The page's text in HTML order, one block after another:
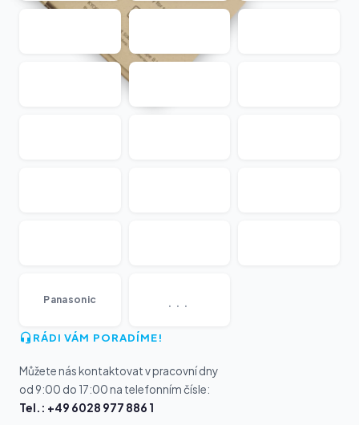
Panasonic ...
RÁDI VÁM PORADÍME!
Můžete nás kontaktovat v pracovní dny
od 9:00 do 17:00 na telefonním čísle:
Tel.: +49 6028 977 886 1